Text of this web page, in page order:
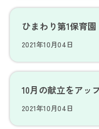
ひまわり第1保育
2021年10月04日
10月の献立をアッ
2021年10月04日